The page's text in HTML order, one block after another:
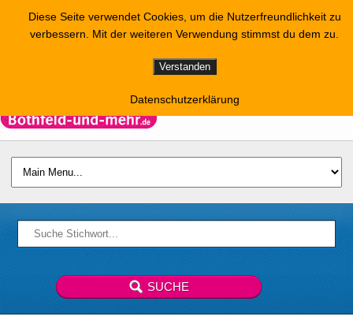
Diese Seite verwendet Cookies, um die Nutzerfreundlichkeit zu
verbessern. Mit der weiteren Verwendung stimmst du dem zu.
Verstanden
Datenschutzerklärung